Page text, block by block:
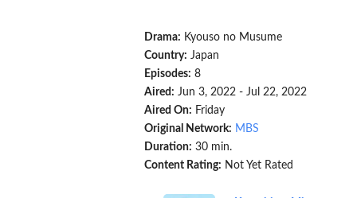
Drama: Kyouso no Musume
Country: Japan
Episodes: 8
Aired: Jun 3, 2022 - Jul 22, 2022
Aired On: Friday
Original Network: MBS
Duration: 30 min.
Content Rating: Not Yet Rated